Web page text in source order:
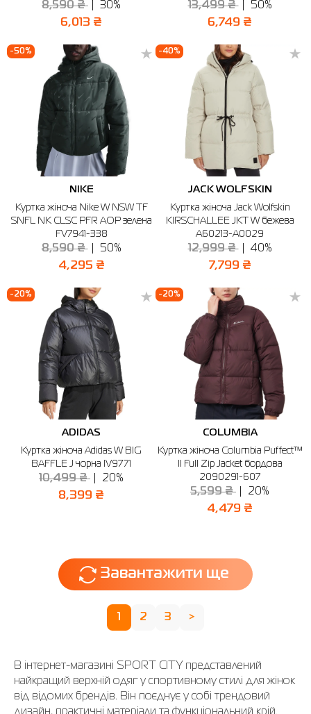
8,590 ₴ 30%
6,013 ₴
13,499 ₴ 50%
6,749 ₴
-50%
NIKE
Куртка жіноча Nike W NSW TF
SNFL NK CLSC PFR AOP зелена
FV7941-338
8,590 ₴ 50%
4,295 ₴
-40%
JACK WOLFSKIN
Куртка жіноча Jack Wolfskin
KIRSCHALLEE JKT W бежева
A60213-A0029
12,999 ₴ 40%
7,799 ₴
-20%
ADIDAS
Куртка жіноча Adidas W BIG
BAFFLE J чорна IV9771
10,499 ₴ 20%
8,399 ₴
-20%
COLUMBIA
Куртка жіноча Columbia Puffect™
II Full Zip Jacket бордова
2090291-607
5,599 ₴ 20%
4,479 ₴
Завантажити ще
2 3 >
В інтернет-магазині SPORT CITY представлений
найкращий верхній одяг у спортивному стилі для жінок
від відомих брендів. Він поєднує у собі трендовий
дизайн, практичні матеріали та функціональний крій.